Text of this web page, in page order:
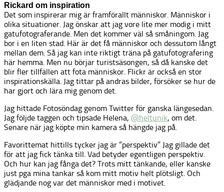
Rickard om inspiration
Det som inspirerar mig är framförallt människor. Människor i
olika situationer. Jag önskar att jag vore lite mer modig i mitt
gatufotograferande. Men det kommer väl så småningom. Jag
bor i en liten stad. Här är det få människor och dessutom långt
mellan dem. Så jag kan inte riktigt träna på gatufotografering
här hemma. Men nu börjar turistsäsongen, så då kanske det
blir fler tillfällen att fota människor. Flickr är också en stor
inspirationskälla. Jag tittar på andras bilder, försöker se hur de
har gjort och lära mig genom det.
Jag hittade Fotosöndag genom Twitter för ganska längesedan.
Jag följde taggen och tipsade Helena, @heltunik, om det.
Senare när jag köpte min kamera så hängde jag på.
Favorittemat hittills tycker jag är ”perspektiv” Jag gillade det
för att jag fick tänka till. Vad betyder egentligen perspektiv.
Och hur kan jag fånga det? Trots mitt tänkande, eller kanske
just pga mina tankar så kom mitt motiv helt plötsligt. Och
glädjande nog var det människor med i motivet.